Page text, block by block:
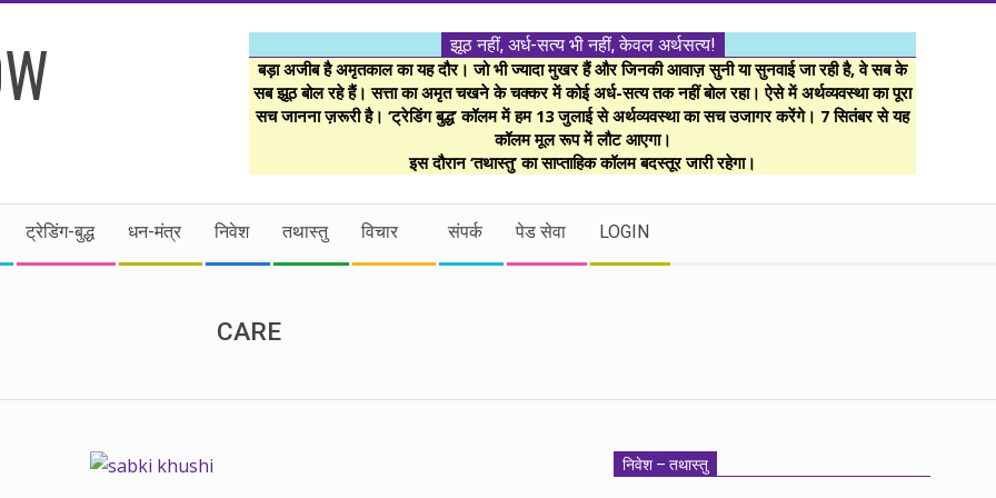
झूठ नहीं, अर्ध-सत्य भी नहीं, केवल अर्थसत्य!
बड़ा अजीब है अमृतकाल का यह दौर। जो भी ज्यादा मुखर हैं और जिनकी आवाज़ सुनी या सुनवाई जा रही है, वे सब के
सब झूठ बोल रहे हैं। सत्ता का अमृत चखने के चक्कर में कोई अर्ध-सत्य तक नहीं बोल रहा। ऐसे में अर्थव्यवस्था का पूरा
सच जानना ज़रूरी है। ‘ट्रेडिंग बुद्ध’ कॉलम में हम 13 जुलाई से अर्थव्यवस्था का सच उजागर करेंगे। 7 सितंबर से यह
कॉलम मूल रूप में लौट आएगा।
इस दौरान ‘तथास्तु’ का साप्ताहिक कॉलम बदस्तूर जारी रहेगा।
ट्रेडिंग-बुद्ध धन-मंत्र निवेश तथास्तु विचार संपर्क पेड सेवा LOGIN
CARE
निवेश – तथास्तु